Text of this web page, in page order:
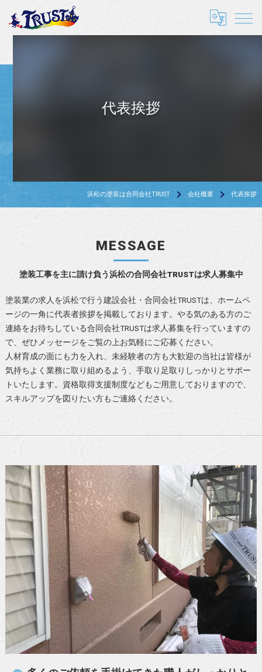
代表挨拶
浜松の塗装は合同会社TRUST 会社概要 代表挨拶
塗装工事を主に請け負う浜松の合同会社TRUSTは求人募集中
MESSAGE
塗装業の求人を浜松で行う建設会社・合同会社TRUSTは、ホームペ
ージの一角に代表者挨拶を掲載しております。やる気のある方のご
連絡をお待ちしている合同会社TRUSTは求人募集を行っていますの
で、ぜひメッセージをご覧の上お気軽にご応募ください。
人材育成の面にも力を入れ、未経験者の方も大歓迎の当社は皆様が
気持ちよく業務に取り組めるよう、手取り足取りしっかりとサポー
トいたします。資格取得支援制度などもご用意しておりますので、
スキルアップを図りたい方もご連絡ください。